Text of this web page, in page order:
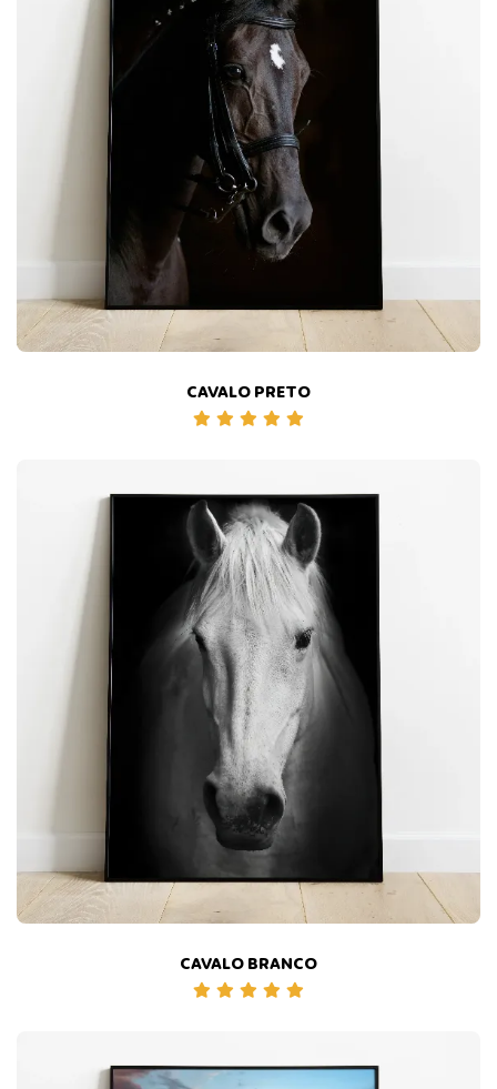
CAVALO PRETO
CAVALO BRANCO